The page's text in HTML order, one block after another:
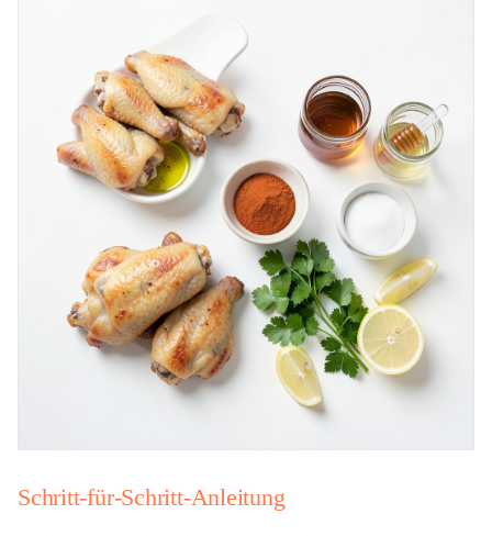
Schritt-für-Schritt-Anleitung